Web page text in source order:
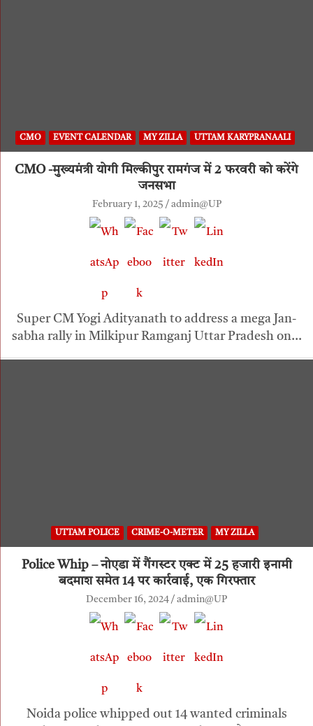
CMO EVENT CALENDAR MY ZILLA UTTAM KARYPRANAALI
CMO -मुख्यमंत्री योगी मिल्कीपुर रामगंज में 2 फरवरी को करेंगे
जनसभा
February 1, 2025 admin@UP
Super CM Yogi Adityanath to address a mega Jan-
sabha rally in Milkipur Ramganj Uttar Pradesh on…
UTTAM POLICE CRIME-O-METER MY ZILLA
Police Whip – नोएडा में गैंगस्टर एक्ट में 25 हजारी इनामी
बदमाश समेत 14 पर कार्रवाई, एक गिरफ्तार
December 16, 2024 admin@UP
Noida police whipped out 14 wanted criminals